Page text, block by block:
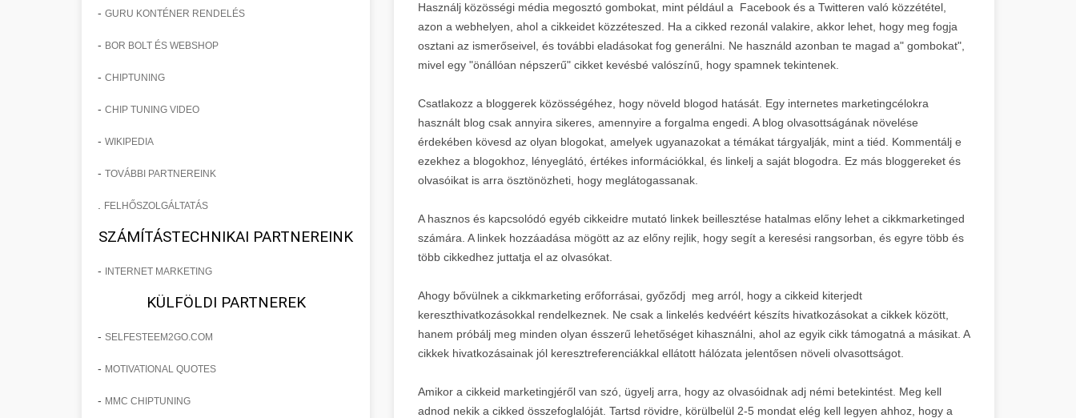
- GURU KONTÉNER RENDELÉS
- BOR BOLT ÉS WEBSHOP
- CHIPTUNING
- CHIP TUNING VIDEO
- WIKIPEDIA
- TOVÁBBI PARTNEREINK
FELHŐSZOLGÁLTATÁS
SZÁMÍTÁSTECHNIKAI PARTNEREINK
- INTERNET MARKETING
KÜLFÖLDI PARTNEREK
- SELFESTEEM2GO.COM
- MOTIVATIONAL QUOTES
- MMC CHIPTUNING
Használj közösségi média megosztó gombokat, mint például a Facebook és a Twitteren való közzététel,
azon a webhelyen, ahol a cikkeidet közzéteszed. Ha a cikked rezonál valakire, akkor lehet, hogy meg fogja
osztani az ismerőseivel, és további eladásokat fog generálni. Ne használd azonban te magad a" gombokat",
mivel egy "önállóan népszerű" cikket kevésbé valószínű, hogy spamnek tekintenek.
Csatlakozz a bloggerek közösségéhez, hogy növeld blogod hatását. Egy internetes marketingcélokra
használt blog csak annyira sikeres, amennyire a forgalma engedi. A blog olvasottságának növelése
érdekében kövesd az olyan blogokat, amelyek ugyanazokat a témákat tárgyalják, mint a tiéd. Kommentálj e
ezekhez a blogokhoz, lényeglátó, értékes információkkal, és linkelj a saját blogodra. Ez más bloggereket és
olvasóikat is arra ösztönözheti, hogy meglátogassanak.
A hasznos és kapcsolódó egyéb cikkeidre mutató linkek beillesztése hatalmas előny lehet a cikkmarketinged
számára. A linkek hozzáadása mögött az az előny rejlik, hogy segít a keresési rangsorban, és egyre több és
több cikkedhez juttatja el az olvasókat.
Ahogy bővülnek a cikkmarketing erőforrásai, győződj meg arról, hogy a cikkeid kiterjedt
kereszthivatkozásokkal rendelkeznek. Ne csak a linkelés kedvéért készíts hivatkozásokat a cikkek között,
hanem próbálj meg minden olyan ésszerű lehetőséget kihasználni, ahol az egyik cikk támogatná a másikat. A
cikkek hivatkozásainak jól keresztreferenciákkal ellátott hálózata jelentősen növeli olvasottságot.
Amikor a cikkeid marketingjéről van szó, ügyelj arra, hogy az olvasóidnak adj némi betekintést. Meg kell
adnod nekik a cikked összefoglalóját. Tartsd rövidre, körülbelül 2-5 mondat elég kell legyen ahhoz, hogy a